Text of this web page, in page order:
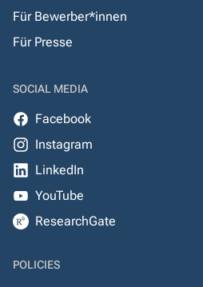
Für Bewerber*innen
Für Presse
SOCIAL MEDIA
Facebook
Instagram
LinkedIn
YouTube
ResearchGate
POLICIES